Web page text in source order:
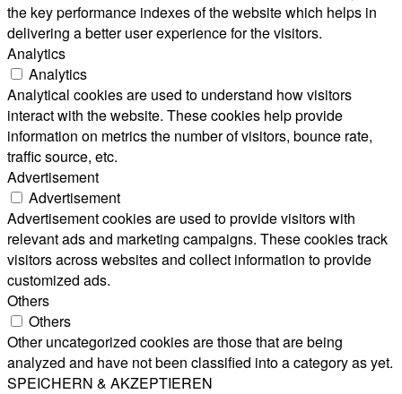
the key performance indexes of the website which helps in
delivering a better user experience for the visitors.
Analytics
Analytics
Analytical cookies are used to understand how visitors
interact with the website. These cookies help provide
information on metrics the number of visitors, bounce rate,
traffic source, etc.
Advertisement
Advertisement
Advertisement cookies are used to provide visitors with
relevant ads and marketing campaigns. These cookies track
visitors across websites and collect information to provide
customized ads.
Others
Others
Other uncategorized cookies are those that are being
analyzed and have not been classified into a category as yet.
SPEICHERN & AKZEPTIEREN